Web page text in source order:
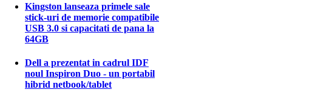
Kingston lanseaza primele sale
stick-uri de memorie compatibile
USB 3.0 si capacitati de pana la
64GB
Dell a prezentat in cadrul IDF
noul Inspiron Duo - un portabil
hibrid netbook/tablet